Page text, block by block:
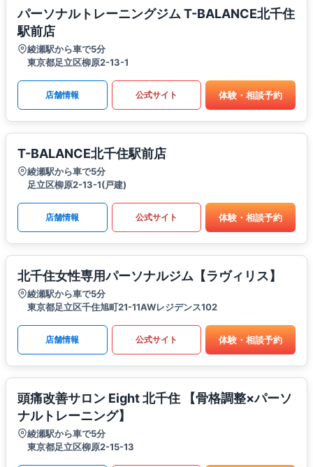
パーソナルトレーニングジム T-BALANCE北千住
駅前店
綾瀬駅から車で5分
東京都足立区柳原2-13-1
店舗情報 公式サイト 体験・相談予約
T-BALANCE北千住駅前店
綾瀬駅から車で5分
足立区柳原2-13-1(戸建)
店舗情報 公式サイト 体験・相談予約
北千住女性専用パーソナルジム【ラヴィリス】
綾瀬駅から車で5分
東京都足立区千住旭町21-11AWレジデンス102
店舗情報 公式サイト 体験・相談予約
頭痛改善サロン Eight 北千住 【骨格調整×パーソ
ナルトレーニング】
綾瀬駅から車で5分
東京都足立区柳原2-15-13